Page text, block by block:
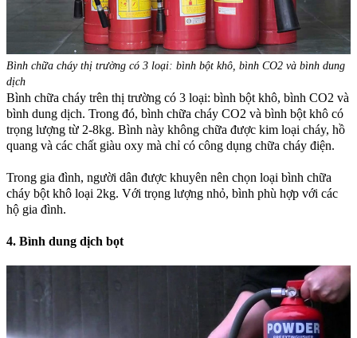
Bình chữa cháy thị trường có 3 loại: bình bột khô, bình CO2 và bình dung
dịch
Bình chữa cháy trên thị trường có 3 loại: bình bột khô, bình CO2 và
bình dung dịch. Trong đó, bình chữa cháy CO2 và bình bột khô có
trọng lượng từ 2-8kg. Bình này không chữa được kim loại cháy, hồ
quang và các chất giàu oxy mà chỉ có công dụng chữa cháy điện.
Trong gia đình, người dân được khuyên nên chọn loại bình chữa
cháy bột khô loại 2kg. Với trọng lượng nhỏ, bình phù hợp với các
hộ gia đình.
4. Bình dung dịch bọt